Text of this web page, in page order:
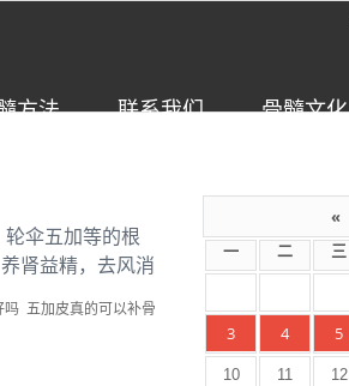
方法 联系我们 骨髓文化
伞五加等的根
肾益精，去风消
吗 五加皮真的可以补骨
«
一 二 三
3
4 5
10 11 12